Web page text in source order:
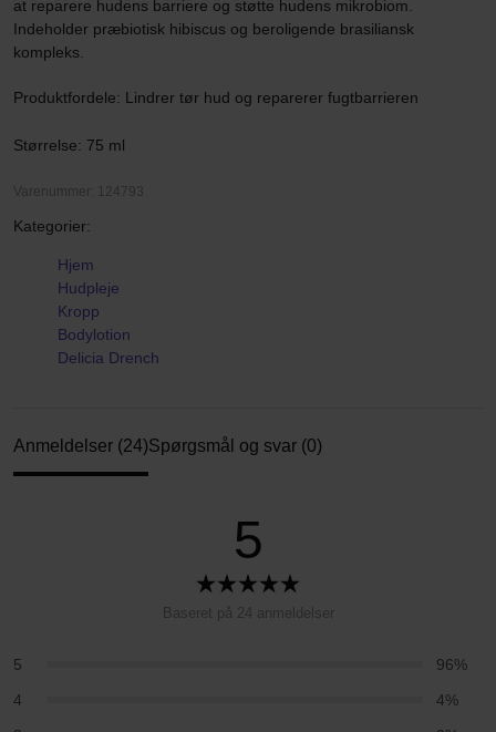
at reparere hudens barriere og støtte hudens mikrobiom.
Indeholder præbiotisk hibiscus og beroligende brasiliansk
kompleks.
Produktfordele: Lindrer tør hud og reparerer fugtbarrieren
Størrelse: 75 ml
Varenummer: 124793
Kategorier:
Hjem
Hudpleje
Kropp
Bodylotion
Delicia Drench
Anmeldelser (24)Spørgsmål og svar (0)
5
Baseret på 24 anmeldelser
5
96%
4
4%